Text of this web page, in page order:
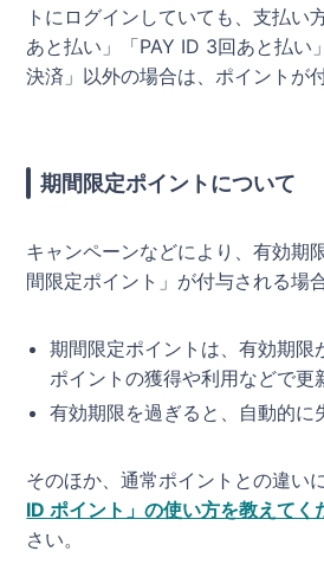
トにログインしていても、支払い
あと払い」「PAY ID 3回あと払い
決済」以外の場合は、ポイントが
期間限定ポイントについて
キャンペーンなどにより、有効期
間限定ポイント」が付与される場
期間限定ポイントは、有効期限
ポイントの獲得や利用などで更
有効期限を過ぎると、自動的に
そのほか、通常ポイントとの違い
ID ポイント」の使い方を教えてく
さい。